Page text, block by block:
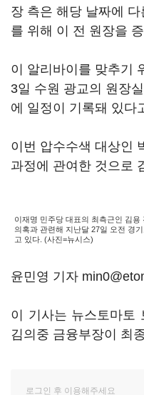
장 측은 해당 날짜에 다
를 위해 이 전 원장을
이 알리바이를 맞추기
3일 수원 광교의 원장
에 일정이 기록돼 있다
이번 압수수색 대상인
과정에 관여한 것으로
이재명 민주당 대표의 최측근인 김
의혹과 관련해 지난달 27일 오전 경
고 있다. (사진=뉴시스)
윤민영 기자
이 기사는 뉴스토마토
김의중 금융부장이 최